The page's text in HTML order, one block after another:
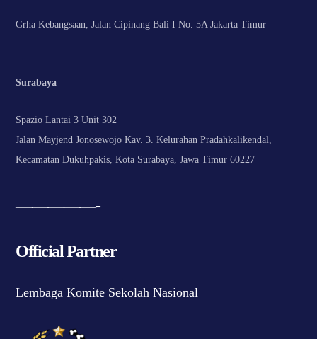
Grha Kebangsaan, Jalan Cipinang Bali I No. 5A Jakarta Timur
Surabaya
Spazio Lantai 3 Unit 302
Jalan Mayjend Jonosewojo Kav. 3. Kelurahan Pradahkalikendal,
Kecamatan Dukuhpakis, Kota Surabaya, Jawa Timur 60227
—————-
Official Partner
Lembaga Komite Sekolah Nasional